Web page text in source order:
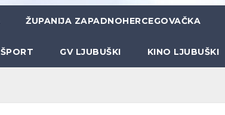
ŽUPANIJA ZAPADNOHERCEGOVAČKA
ŠPORT GV LJUBUŠKI KINO LJUBUŠKI